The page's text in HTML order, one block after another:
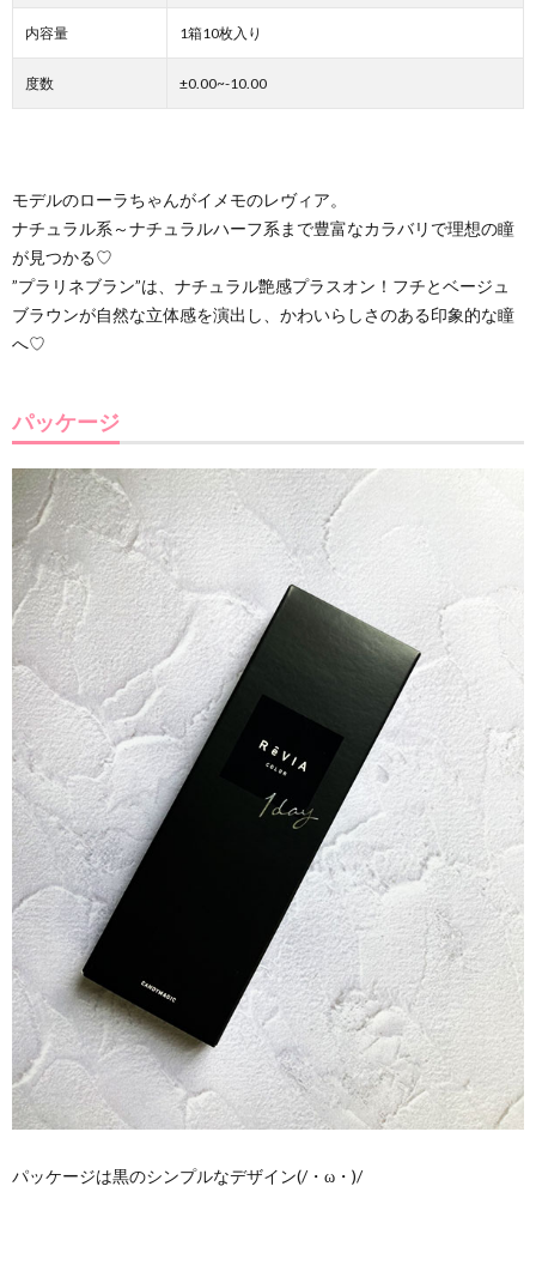
内容量 1箱10枚入り
度数 ±0.00~-10.00
モデルのローラちゃんがイメモのレヴィア。
ナチュラル系～ナチュラルハーフ系まで豊富なカラバリで理想の瞳
が見つかる♡
”プラリネブラン”は、ナチュラル艶感プラスオン！フチとベージュ
ブラウンが自然な立体感を演出し、かわいらしさのある印象的な瞳
へ♡
パッケージ
パッケージは黒のシンプルなデザイン(/・ω・)/